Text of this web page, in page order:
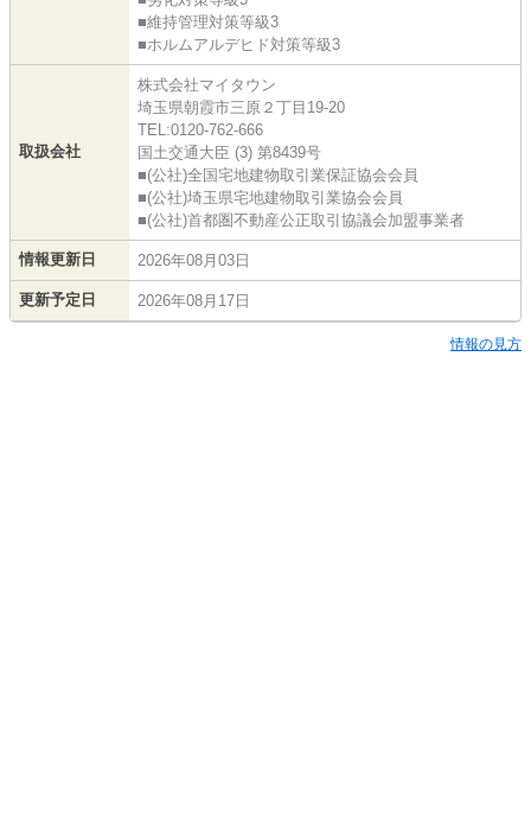
■維持管理対策等級3
■ホルムアルデヒド対策等級3
取扱会社
株式会社マイタウン
埼玉県朝霞市三原２丁目19-20
TEL:0120-762-666
国土交通大臣 (3) 第8439号
■(公社)全国宅地建物取引業保証協会会員
■(公社)埼玉県宅地建物取引業協会会員
■(公社)首都圏不動産公正取引協議会加盟事業者
情報更新日 2026年08月03日
更新予定日 2026年08月17日
情報の見方